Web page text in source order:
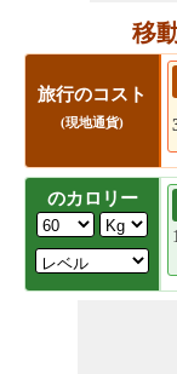
移
旅行のコスト
(現地通貨)
のカロリー